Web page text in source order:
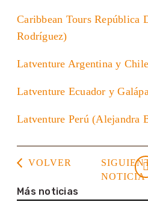
Caribbean Tours República
Rodríguez)
Latventure Argentina y
Latventure Ecuador y
Latventure Perú (Alejandra
VOLVER
NOTICIA
Más noticias